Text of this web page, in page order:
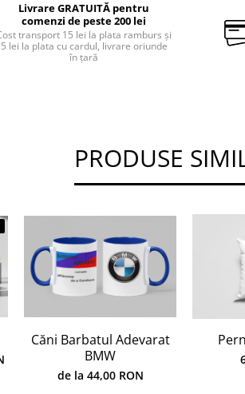
Livrare GRATUITĂ pentru
comenzi de peste 200 lei
transport 15 lei la plata ramburs și
5 lei la plata cu cardul, livrare oriunde
în țară
PRODUSE
Căni Barbatul Adevarat
BMW
de la 44,00 RON